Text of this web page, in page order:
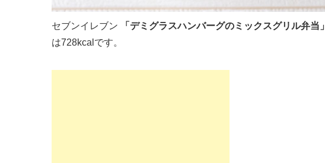
セブンイレブン 「デミグラスハンバーグのミックスグリル弁当」
は728kcalです。